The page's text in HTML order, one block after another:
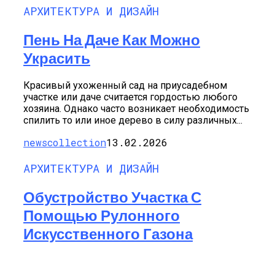
АРХИТЕКТУРА И ДИЗАЙН
Пень На Даче Как Можно
Украсить
Красивый ухоженный сад на приусадебном
участке или даче считается гордостью любого
хозяина. Однако часто возникает необходимость
спилить то или иное дерево в силу различных...
newscollection13.02.2026
АРХИТЕКТУРА И ДИЗАЙН
Обустройство Участка С
Помощью Рулонного
Искусственного Газона